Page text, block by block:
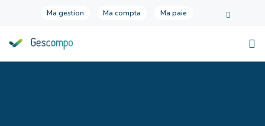
Ma gestion Ma compta Ma paie